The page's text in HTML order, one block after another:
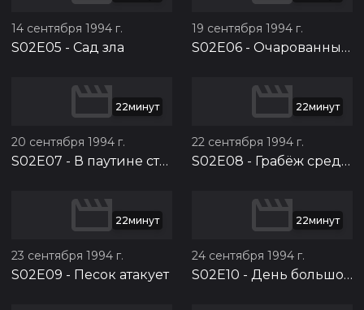
14 сентября 1994 г.
S02E05 - Сад зла
19 сентября 1994 г.
S02E06 - Очарованный джинн
22минут
20 сентября 1994 г.
S02E07 - В паутине страха
22минут
22 сентября 1994 г.
S02E08 - Грабёж средь синя моря
22минут
23 сентября 1994 г.
S02E09 - Песок атакует
22минут
24 сентября 1994 г.
S02E10 - День большого чиха